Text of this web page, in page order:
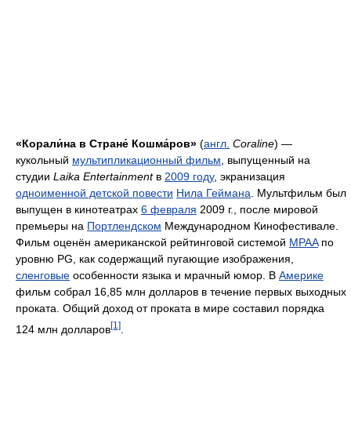
«Корали́на в Стране́ Кошма́ров» (англ. Coraline) —
кукольный мультипликационный фильм , выпущенный на
студии Laika Entertainmentв 2009 году, экранизация
одноименной детской повести Нила Геймана . Мультфильм был
выпущен в кинотеатрах 6 февраля 2009 г., после мировой
премьеры на Портлендском Международном Кинофестивале.
Фильм оценён американской рейтинговой системой MPAAпо
уровню PG, как содержащий пугающие изображения,
сленговые особенности языка и мрачный юмор. В Америке
фильм собрал 16,85 млн долларов в течение первых выходных
проката. Общий доход от проката в мире составил порядка
124 млн долларов[1]